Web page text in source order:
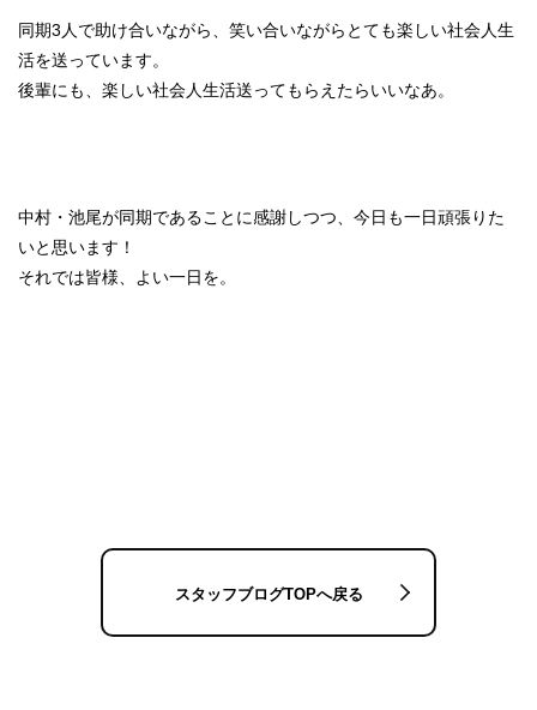
同期3人で助け合いながら、笑い合いながらとても楽しい社会人生
活を送っています。
後輩にも、楽しい社会人生活送ってもらえたらいいなあ。
中村・池尾が同期であることに感謝しつつ、今日も一日頑張りた
いと思います！
それでは皆様、よい一日を。
スタッフブログTOPへ戻る